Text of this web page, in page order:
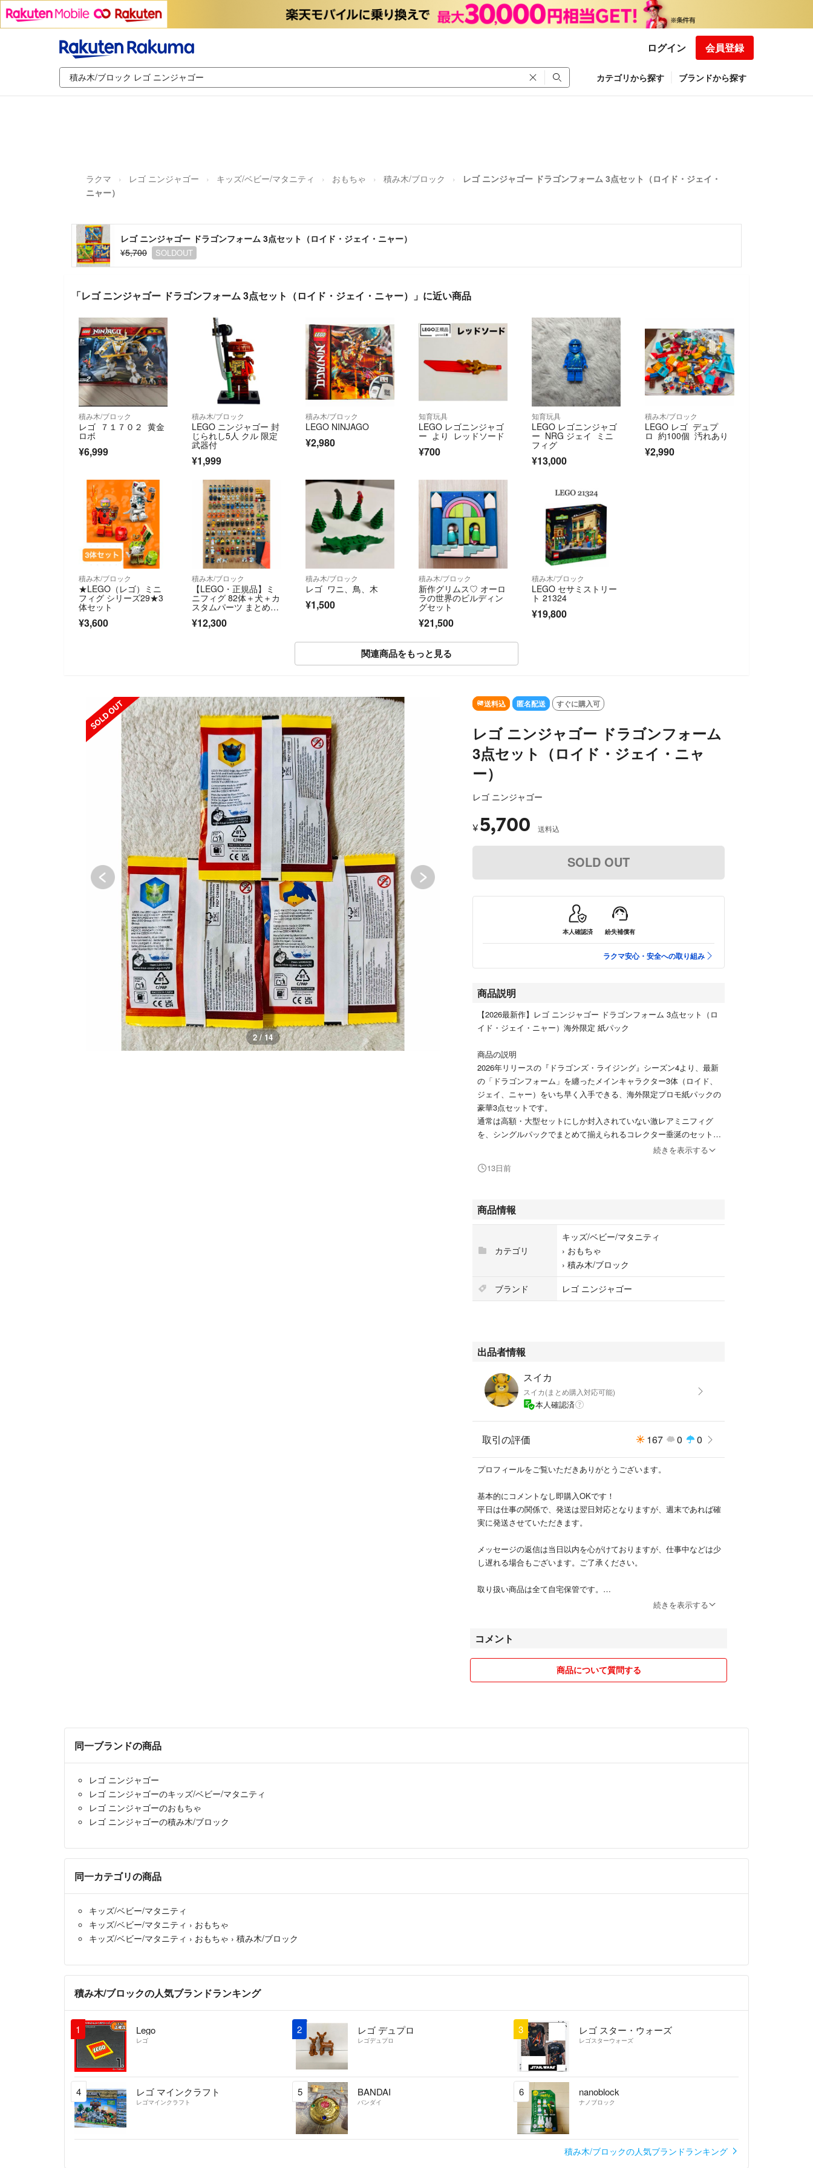
ログイン 会員登録
カテゴリから探す ブランドから探す
ラクマ レゴ ニンジャゴー キッズ/ベビー/マタニティ おもちゃ 積み木/ブロック
レゴ ニンジャゴー ドラゴンフォーム 3点セット（ロイド・ジェイ・
ニャー）
レゴ ニンジャゴー ドラゴンフォーム 3点セット（ロイド・ジェイ・ニャー）
¥5,700
SOLDOUT
「レゴ ニンジャゴー ドラゴンフォーム 3点セット（ロイド・ジェイ・ニャー）」に近い商品
積み木/ブロック
レゴ ７１７０２ 黄金
ロボ
¥6,999
積み木/ブロック
LEGO ニンジャゴー 封
じられし5人 クル 限定
武器付
¥1,999
積み木/ブロック
LEGO NINJAGO
¥2,980
知育玩具
LEGO レゴニンジャゴ
ー より レッドソード
¥700
知育玩具
LEGO レゴニンジャゴ
ー NRG ジェイ ミニ
フィグ
¥13,000
積み木/ブロック
LEGO レゴ デュプ
ロ 約100個 汚れあり
¥2,990
積み木/ブロック
★LEGO（レゴ）ミニ
フィグ シリーズ29★3
体セット
¥3,600
積み木/ブロック
【LEGO・正規品】ミ
ニフィグ 82体＋犬＋カ
スタムパーツ まとめ売
¥12,300
積み木/ブロック
レゴ ワニ、鳥、木
¥1,500
積み木/ブロック
新作グリムス♡ オーロ
ラの世界のビルディン
グセット
¥21,500
積み木/ブロック
LEGO セサミストリー
ト 21324
¥19,800
関連商品をもっと見る
SOLD OUT SOLD OUT
2 / 14
送料込 匿名配送 すぐに購入可
レゴ ニンジャゴー ドラゴンフォーム
3点セット（ロイド・ジェイ・ニャ
ー）
レゴ ニンジャゴー
¥ 5,700 送料込
SOLD OUT
本人確認済 紛失補償有
ラクマ安心・安全への取り組み
商品説明
【2026最新作】レゴ ニンジャゴー ドラゴンフォーム 3点セット（ロ
イド・ジェイ・ニャー）海外限定 紙パック
商品の説明
2026年リリースの『ドラゴンズ・ライジング』シーズン4より、最新
の「ドラゴンフォーム」を纏ったメインキャラクター3体（ロイド、
ジェイ、ニャー）をいち早く入手できる、海外限定プロモ紙パックの
豪華3点セットです。
通常は高額・大型セットにしか封入されていない激レアミニフィグ
を、シングルパックでまとめて揃えられるコレクター垂涎のセットと
【セット内容】
大型セット「71859」とこのパックにしか含まれていない、極めて希
少価値の高い最新モデルです。黄金の剣（パールゴールド・シャムシ
② ドラゴン・ジェイ（njo1047）
ミニフィグ：「ジェイ - ドラゴンフォーム（njo1047）」封入。
2026年発売の大型セット「71857」に封入されているものと同一モデ
ルです。ブルーとゴールドの美しい装飾に、パールゴールドのカタナ
中型セット「71855」にしか含まれない豪華仕様。クリアブルーのド
ラゴンウィング（翼）とテール（尻尾）を備えた重厚なアーマー姿で
す。パールゴールドの特製武器が付属。
【商品詳細】
状態：新品未開封・レゴ正規品
ある場合があります）
ゆうパケットポストminiにて発送いたします。
即購入OKです
逃せない限定アイテムです。コレクションやプレゼントにぜひご検討
ください！
#LEGO #レゴ #NINJAGO #ニンジャゴー #ドラゴンライジング #ロイ
ド #ジェイ #ニャー #限定ミニフィグ #海外限定 #日本未発売 #新品未
開封 #紙パック #非売品 #L0002201 #L0002203 #njo1029 #njo1047 #nj
続きを表示する
13日前
商品情報
カテゴリ
キッズ/ベビー/マタニティ
› おもちゃ
› 積み木/ブロック
ブランド
レゴ ニンジャゴー
出品者情報
スイカ
スイカ(まとめ購入対応可能)
本人確認済
取引の評価 167 0 0
プロフィールをご覧いただきありがとうございます。
基本的にコメントなし即購入OKです！
平日は仕事の関係で、発送は翌日対応となりますが、週末であれば確
実に発送させていただきます。
メッセージの返信は当日以内を心がけておりますが、仕事中などは少
し遅れる場合もございます。ご了承ください。
取り扱い商品は全て自宅保管です。
非喫煙者、ペットなしの環境で保管しております。
質問ください。評価前であれば、商品に関する不具合等についても真
配送方法は基本的に送料無料での出品となります。
✨ 商品の在庫に関するお問い合わせをいただければ、在庫状況を確認
続きを表示する
コメント
商品について質問する
同一ブランドの商品
レゴ ニンジャゴー
レゴ ニンジャゴーのキッズ/ベビー/マタニティ
レゴ ニンジャゴーのおもちゃ
レゴ ニンジャゴーの積み木/ブロック
同一カテゴリの商品
キッズ/ベビー/マタニティ
キッズ/ベビー/マタニティ › おもちゃ
キッズ/ベビー/マタニティ › おもちゃ › 積み木/ブロック
積み木/ブロックの人気ブランドランキング
1 Lego
レゴ
2 レゴ デュプロ
レゴデュプロ
3 レゴ スター・ウォーズ
レゴスターウォーズ
4 レゴ マインクラフト
レゴマインクラフト
5 BANDAI
バンダイ
6 nanoblock
ナノブロック
積み木/ブロックの人気ブランドランキング